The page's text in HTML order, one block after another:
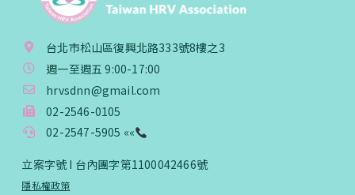
台北市松山區復興北路333號8樓之3
週一至週五 9:00-17:00
hrvsdnn@gmail.com
02-2546-0105
02-2547-5905 ««
立案字號 I 台內團字第1100042466號
隱私權政策